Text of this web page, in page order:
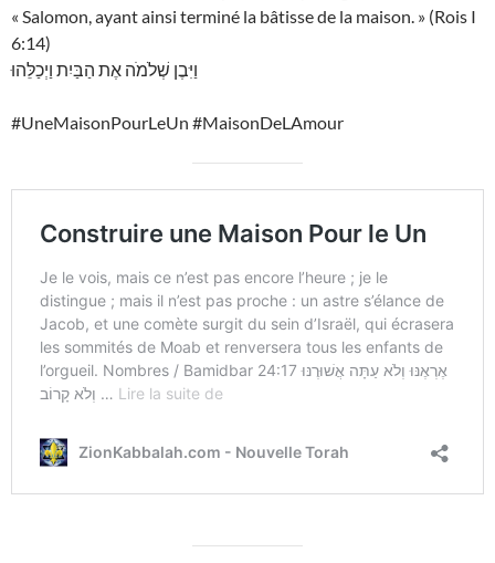
« Salomon, ayant ainsi terminé la bâtisse de la maison. » (Rois I
6:14)
וַיִּבֶן שְׁלֹמֹה אֶת הַבַּיִת וַיְכַלֵּהוּ
#UneMaisonPourLeUn #MaisonDeLAmour